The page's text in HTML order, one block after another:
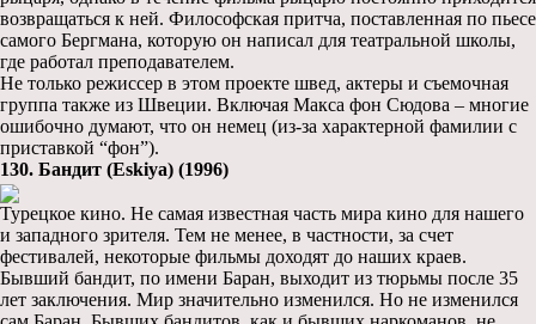
возвращаться к ней. Философская притча, поставленная по пьесе
самого Бергмана, которую он написал для театральной школы,
где работал преподавателем.
Не только режиссер в этом проекте швед, актеры и съемочная
группа также из Швеции. Включая Макса фон Сюдова – многие
ошибочно думают, что он немец (из-за характерной фамилии с
приставкой “фон”).
130. Бандит (Eskiya) (1996)
Турецкое кино. Не самая известная часть мира кино для нашего
и западного зрителя. Тем не менее, в частности, за счет
фестивалей, некоторые фильмы доходят до наших краев.
Бывший бандит, по имени Баран, выходит из тюрьмы после 35
лет заключения. Мир значительно изменился. Но не изменился